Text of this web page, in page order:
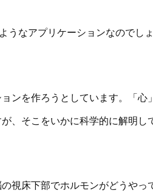
うなアプリケーションなのでし
ンを作ろうとしています。「心
、そこをいかに科学的に解明し
視床下部でホルモンがどうやっ